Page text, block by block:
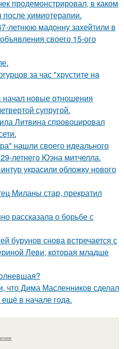
продемонстрировал, в каком
после химиотерапии.
летнюю мадонну захейтили в
своего 15-ого
за час "хрустите нa
новые отношения
супругой.
Литвина спровоцировал
нашли своего идеального
летнего Юэна митчелла.
украсили обложку нового
Миланы стар, прекратил
рассказала о борьбе с
бурунов снова встречается с
Леви, которая младше
что Дима Масленников сделал
в начале года.